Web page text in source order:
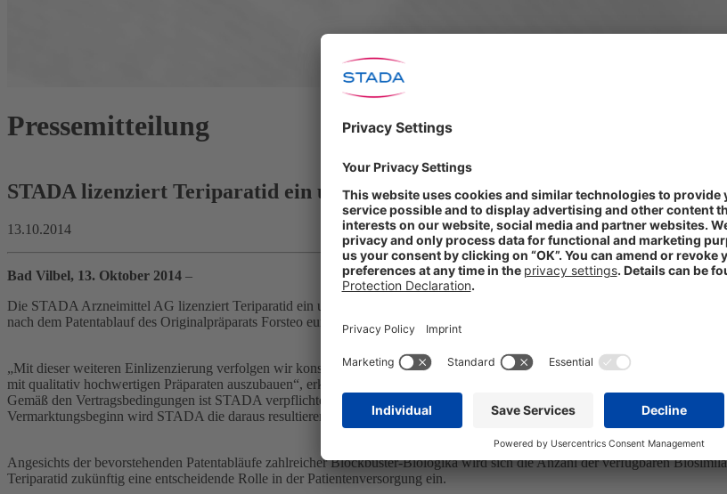
Pressemitteilung
STADA lizenziert Teriparatid ein und baut Biosimilar-Portfolio weiter aus
13.10.2014
Bad Vilbel, 13. Oktober 2014 –
Die STADA Arzneimittel AG lizenziert Teriparatid ein und erweitert damit erneut ihr Biosimilar-Portfolio. Das Teriparatid-
nach dem Patentablauf des Originalpräparats Forsteo europaweit unter dem Label von STADA eingeführt werden.
„Mit dieser weiteren Einlizenzierung verfolgen wir konsequent unsere Biosimilar-Strategie, bei der wir auf die Kooperation
mit qualitativ hochwertigen Präparaten auszubauen“, erklärt der STADA-Vorstandsvorsitzende Hartmut Retzlaff.
Gemäß den Vertragsbedingungen ist STADA verpflichtet, neben einer Zahlung aus Anlass der Vertragsunterzeichnung
Vermarktungsbeginn wird STADA die daraus resultierenden Umsätze ausweisen und an Richter-Helm Lizenzzahlungen
Angesichts der bevorstehenden Patentabläufe zahlreicher Blockbuster-Biologika wird sich die Anzahl der verfügbaren
Teriparatid zukünftig eine entscheidende Rolle in der Patientenversorgung ein.